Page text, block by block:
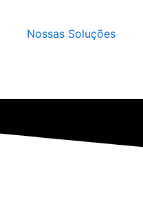
Nossas Soluções